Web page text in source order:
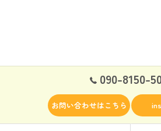
090-8150-
お問い合わせはこちら